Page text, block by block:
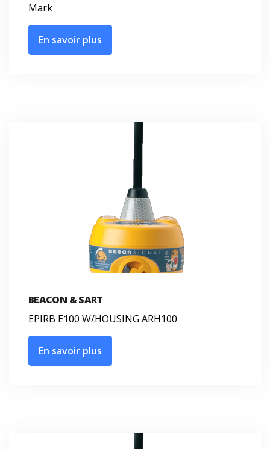
Mark
En savoir plus
BEACON & SART
EPIRB E100 W/HOUSING ARH100
En savoir plus